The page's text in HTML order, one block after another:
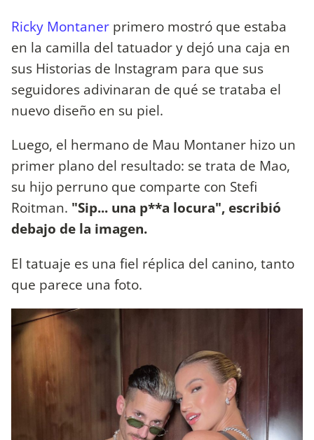
Ricky Montaner primero mostró que estaba
en la camilla del tatuador y dejó una caja en
sus Historias de Instagram para que sus
seguidores adivinaran de qué se trataba el
nuevo diseño en su piel.
Luego, el hermano de Mau Montaner hizo un
primer plano del resultado: se trata de Mao,
su hijo perruno que comparte con Stefi
Roitman. "Sip... una p**a locura", escribió
debajo de la imagen.
El tatuaje es una fiel réplica del canino, tanto
que parece una foto.